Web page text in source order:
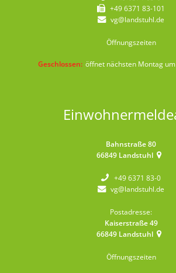
+49 6371 83-101
vg@landstuhl.de
Öffnungszeiten
Klicken, um weitere Öffnungs- oder
Geschlossen: öffnet nächsten Montag
Bahnstraße 80
66849 Landstuhl
+49 6371 83-0
vg@landstuhl.de
Postadresse:
Kaiserstraße 49
66849 Landstuhl
Öffnungszeiten